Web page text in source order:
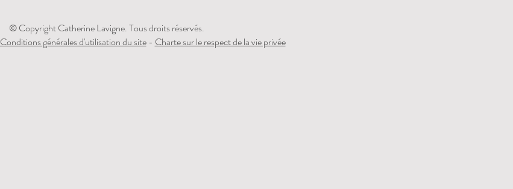
© Copyright Catherine Lavigne. Tous droits réservés.
Conditions générales d'utilisation du site- Charte sur le respect de la vie privée